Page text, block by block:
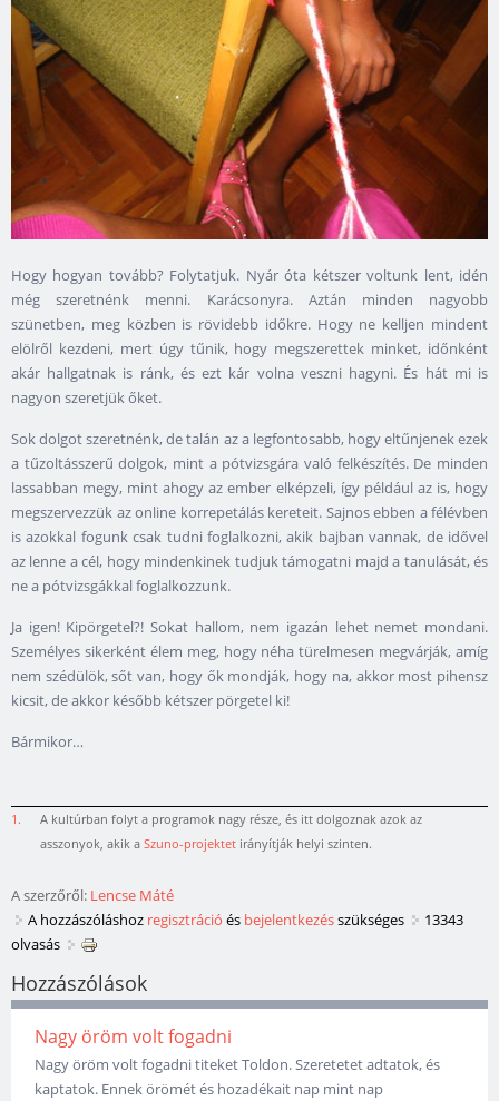
Hogy hogyan tovább? Folytatjuk. Nyár óta kétszer voltunk lent, idén
még szeretnénk menni. Karácsonyra. Aztán minden nagyobb
szünetben, meg közben is rövidebb időkre. Hogy ne kelljen mindent
elölről kezdeni, mert úgy tűnik, hogy megszerettek minket, időnként
akár hallgatnak is ránk, és ezt kár volna veszni hagyni. És hát mi is
nagyon szeretjük őket.
Sok dolgot szeretnénk, de talán az a legfontosabb, hogy eltűnjenek ezek
a tűzoltásszerű dolgok, mint a pótvizsgára való felkészítés. De minden
lassabban megy, mint ahogy az ember elképzeli, így például az is, hogy
megszervezzük az online korrepetálás kereteit. Sajnos ebben a félévben
is azokkal fogunk csak tudni foglalkozni, akik bajban vannak, de idővel
az lenne a cél, hogy mindenkinek tudjuk támogatni majd a tanulását, és
ne a pótvizsgákkal foglalkozzunk.
Ja igen! Kipörgetel?! Sokat hallom, nem igazán lehet nemet mondani.
Személyes sikerként élem meg, hogy néha türelmesen megvárják, amíg
nem szédülök, sőt van, hogy ők mondják, hogy na, akkor most pihensz
kicsit, de akkor később kétszer pörgetel ki!
Bármikor…
1.
A kultúrban folyt a programok nagy része, és itt dolgoznak azok az
asszonyok, akik aSzuno-projektet irányítják helyi szinten.
A szerzőről: Lencse Máté
A hozzászóláshoz regisztráció és bejelentkezésszükséges
13343
olvasás
Hozzászólások
Nagy öröm volt fogadni
Nagy öröm volt fogadni titeket Toldon. Szeretetet adtatok, és
kaptatok. Ennek örömét és hozadékait nap mint nap